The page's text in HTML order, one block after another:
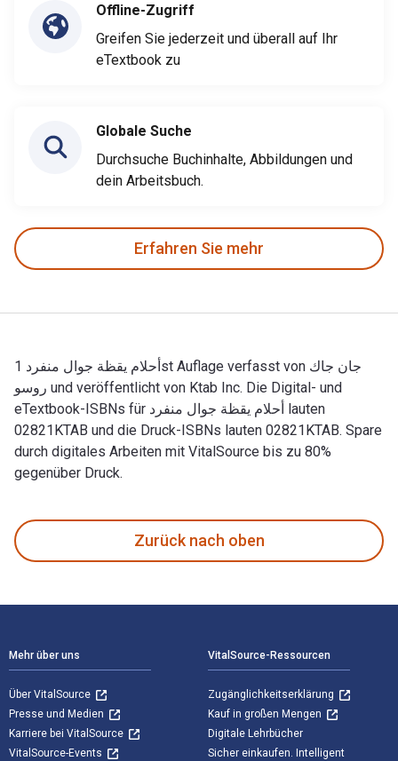
Offline-Zugriff
Greifen Sie jederzeit und überall auf Ihr
eTextbook zu
Globale Suche
Durchsuche Buchinhalte, Abbildungen und
dein Arbeitsbuch.
Erfahren Sie mehr
أحلام يقظة جوال منفرد 1st Auflage verfasst von جان جاك
روسو und veröffentlicht von Ktab Inc. Die Digital- und
eTextbook-ISBNs für أحلام يقظة جوال منفرد lauten
02821KTAB und die Druck-ISBNs lauten 02821KTAB. Spare
durch digitales Arbeiten mit VitalSource bis zu 80%
gegenüber Druck.
Zurück nach oben
Mehr über uns
Über VitalSource
Presse und Medien
Karriere bei VitalSource
VitalSource-Events
VitalSource-Ressourcen
Zugänglichkeitserklärung
Kauf in großen Mengen
Digitale Lehrbücher
Sicher einkaufen. Intelligent